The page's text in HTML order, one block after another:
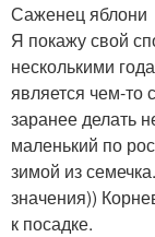
Саженец яблони
Я покажу свой
несколькими
является чем-
заранее делать
маленький по
зимой из
значения))
к посадке.